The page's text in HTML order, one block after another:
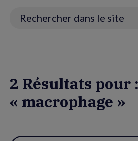
2 Résultats pour :
« macrophage »